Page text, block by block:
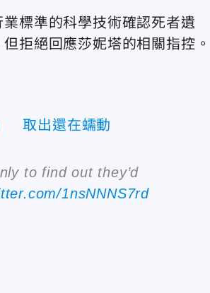
標準的科學技術確認死者遺
拒絕回應莎妮塔的相關指控。
取出還在蠕動
to find out they’d
1nsNNNS7rd